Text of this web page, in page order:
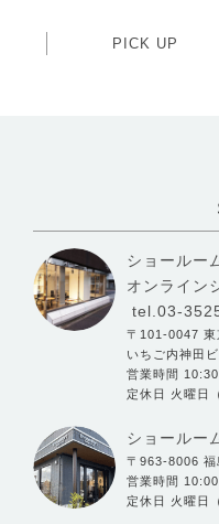
PICK UP
ショールー
オンライン
tel.03-
〒101-0047 東
いちご内神田
営業時間
定休日 火曜日
ショールー
〒963-8006 福
営業時間
定休日 火曜日